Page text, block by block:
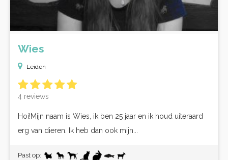
Wies
Leiden
4 reviews
Hoi!Mijn naam is Wies, ik ben 25 jaar en ik houd uiteraard
erg van dieren. Ik heb dan ook mijn...
Past op: